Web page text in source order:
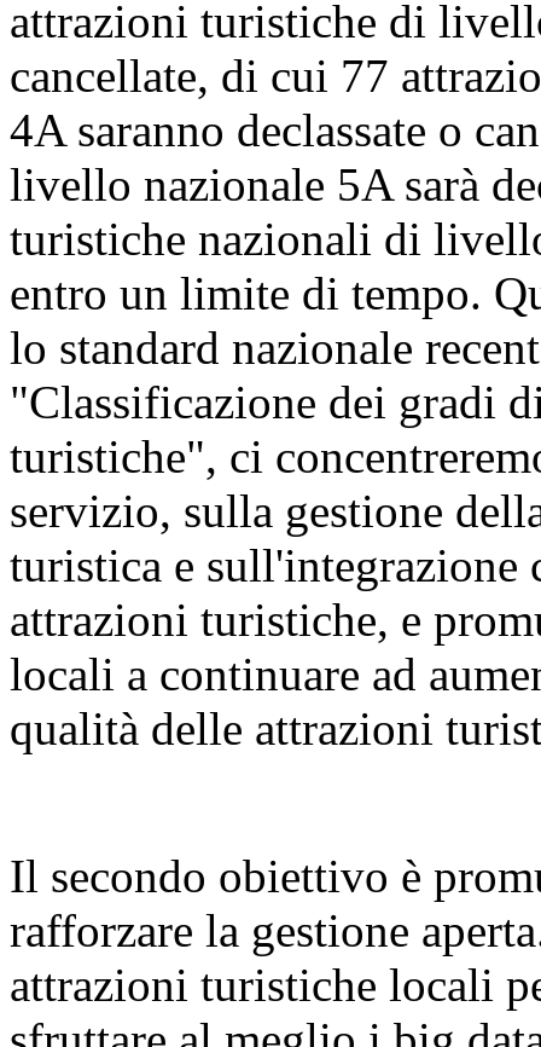
attrazioni turistiche di
cancellate, di cui 77
4A saranno declassate o
livello nazionale 5A sarà
turistiche nazionali di
entro un limite di tempo.
lo standard nazionale
"Classificazione dei gradi
turistiche", ci
servizio, sulla gestione
turistica e sull'integrazione
attrazioni turistiche, e
locali a continuare ad
qualità delle attrazioni
Il secondo obiettivo è
rafforzare la gestione
attrazioni turistiche locali